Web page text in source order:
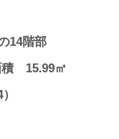
14階部
積 15.99㎡